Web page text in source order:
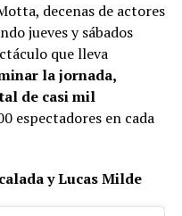
decenas de actores
jueves y sábados
que lleva
la jornada,
de casi mil
espectadores en cada
y Lucas Milde